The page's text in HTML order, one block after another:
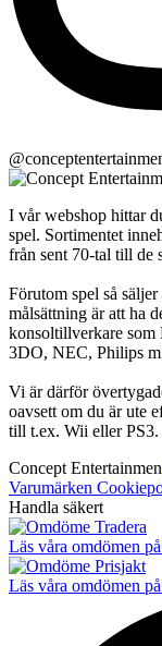
I vår webshop hittar
spel. Sortimentet
från sent 70-tal till de
Förutom spel så
målsättning är att ha
konsoltillverkare
3DO, NEC, Philips
Vi är därför
oavsett om du är ute
till t.ex. Wii eller PS3.
Concept
Varumärken
Handla säkert
Läs våra omdömen
Läs våra omdömen